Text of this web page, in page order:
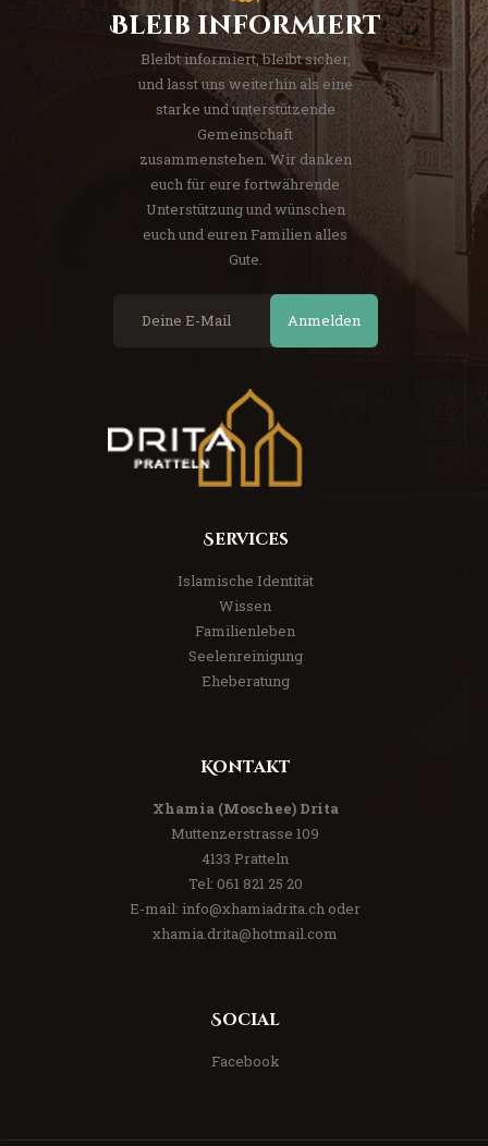
Bleib informiert
Bleibt informiert, bleibt sicher,
und lasst uns weiterhin als eine
starke und unterstützende
Gemeinschaft
zusammenstehen. Wir danken
euch für eure fortwährende
Unterstützung und wünschen
euch und euren Familien alles
Gute.
Anmelden
Services
Islamische Identität
Wissen
Familienleben
Seelenreinigung
Eheberatung
Kontakt
Xhamia (Moschee) Drita
Muttenzerstrasse 109
4133 Pratteln
Tel: 061 821 25 20
E-mail: info@xhamiadrita.ch oder
xhamia.drita@hotmail.com
Social
Facebook